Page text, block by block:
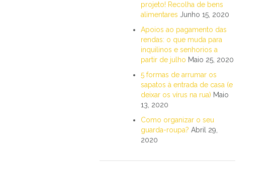
projeto! Recolha de bens
alimentares Junho 15, 2020
Apoios ao pagamento das
rendas: o que muda para
inquilinos e senhorios a
partir de julho Maio 25, 2020
5 formas de arrumar os
sapatos à entrada de casa (e
deixar os vírus na rua) Maio
13, 2020
Como organizar o seu
guarda-roupa? Abril 29,
2020